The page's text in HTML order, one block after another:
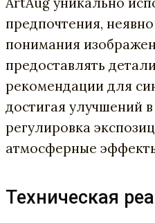
предпочтения,
понимания
предоставлять
рекомендации для
достигая улучшений
регулировка
атмосферные
Техническая